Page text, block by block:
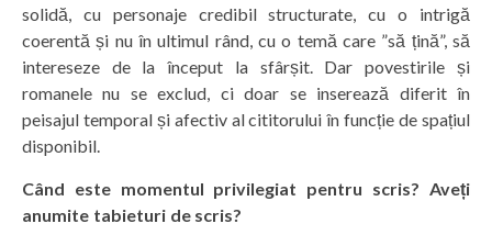
solidă, cu personaje credibil structurate, cu o intrigă
coerentă și nu în ultimul rând, cu o temă care ”să țină”, să
intereseze de la început la sfârșit. Dar povestirile și
romanele nu se exclud, ci doar se inserează diferit în
peisajul temporal și afectiv al cititorului în funcție de spațiul
disponibil.
Când este momentul privilegiat pentru scris? Aveți
anumite tabieturi de scris?